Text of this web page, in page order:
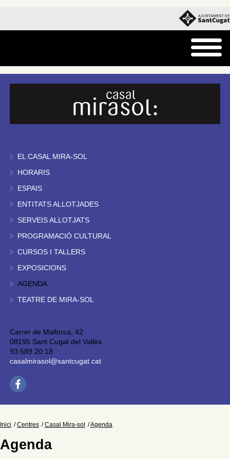
EL CASAL MIRA-SOL
HORARIS
ESPAIS
ENTITATS ALLOTJADES
SERVEIS ALLOTJATS
PROGRAMACIÓ CULTURAL
CURSOS I TALLERS
EXPOSICIONS
AGENDA
TEATRE DE MIRA-SOL
Carrer de Mallorca, 42
08195 Sant Cugat del Vallès
93 589 20 18
casalmirasol@santcugat.cat
Inici Centres Casal Mira-sol Agenda
Agenda